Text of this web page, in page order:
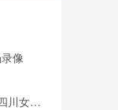
像
女篮 -